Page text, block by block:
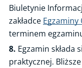
Biuletynie
zakładce Egzaminy
terminem
8. Egzamin składa
praktycznej.